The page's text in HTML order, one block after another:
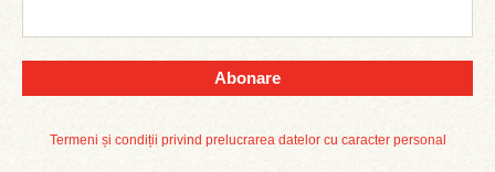
Abonare
Termeni și condiții privind prelucrarea datelor cu caracter personal